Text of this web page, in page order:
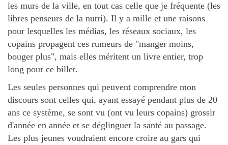
les murs de la ville, en tout cas celle que je fréquente (les
libres penseurs de la nutri). Il y a mille et une raisons
pour lesquelles les médias, les réseaux sociaux, les
copains propagent ces rumeurs de "manger moins,
bouger plus", mais elles méritent un livre entier, trop
long pour ce billet.
Les seules personnes qui peuvent comprendre mon
discours sont celles qui, ayant essayé pendant plus de 20
ans ce système, se sont vu (ont vu leurs copains) grossir
d'année en année et se déglinguer la santé au passage.
Les plus jeunes voudraient encore croire au gars qui